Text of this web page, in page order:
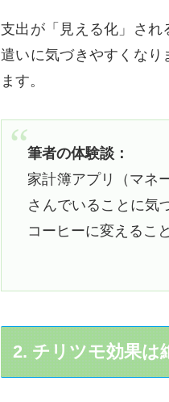
支出が「見える化」され
遣いに気づきやすくなり
ます。
筆者の体験談：
家計簿アプリ（マネ
さんでいることに気
コーヒーに変えるこ
2. チリツモ効果は